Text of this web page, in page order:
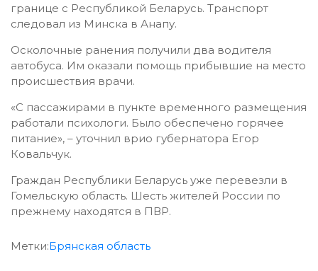
границе с Республикой Беларусь. Транспорт
следовал из Минска в Анапу.
Осколочные ранения получили два водителя
автобуса. Им оказали помощь прибывшие на место
происшествия врачи.
«С пассажирами в пункте временного размещения
работали психологи. Было обеспечено горячее
питание», – уточнил врио губернатора Егор
Ковальчук.
Граждан Республики Беларусь уже перевезли в
Гомельскую область. Шесть жителей России по
прежнему находятся в ПВР.
Метки:Брянская область